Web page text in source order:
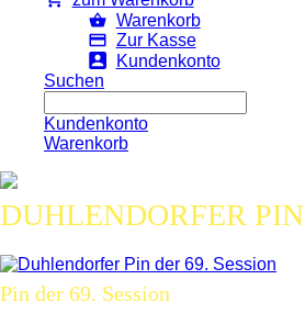
Warenkorb
Zur Kasse
Kundenkonto
Suchen
Kundenkonto
Warenkorb
DUHLENDORFER
Pin der 69. Session